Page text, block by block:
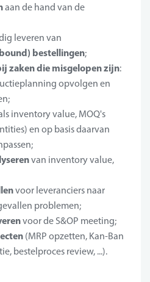
aan de hand van de
leveren van
bestellingen;
zaken die misgelopen zijn:
opvolgen en
inventory value, MOQ's
en op basis daarvan
van inventory value,
voor leveranciers naar
problemen;
voor de S&OP meeting;
(MRP opzetten, Kan-Ban
bestelproces review, ...).